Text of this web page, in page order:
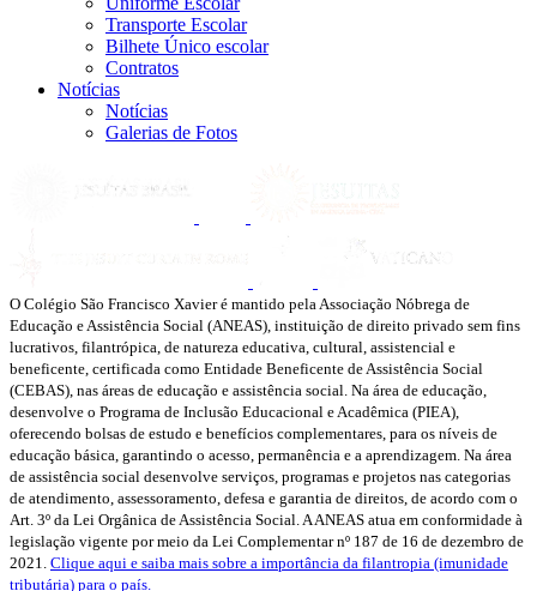
Transporte Escolar
Bilhete Único escolar
Contratos
Notícias
Notícias
Galerias de Fotos
O Colégio São Francisco Xavier é mantido pela Associação Nóbrega de
Educação e Assistência Social (ANEAS), instituição de direito privado sem fins
lucrativos, filantrópica, de natureza educativa, cultural, assistencial e
beneficente, certificada como Entidade Beneficente de Assistência Social
(CEBAS), nas áreas de educação e assistência social. Na área de educação,
desenvolve o Programa de Inclusão Educacional e Acadêmica (PIEA),
oferecendo bolsas de estudo e benefícios complementares, para os níveis de
educação básica, garantindo o acesso, permanência e a aprendizagem. Na área
de assistência social desenvolve serviços, programas e projetos nas categorias
de atendimento, assessoramento, defesa e garantia de direitos, de acordo com o
Art. 3º da Lei Orgânica de Assistência Social. A ANEAS atua em conformidade à
legislação vigente por meio da Lei Complementar nº 187 de 16 de dezembro de
2021. Clique aqui e saiba mais sobre a importância da filantropia (imunidade
tributária) para o país.